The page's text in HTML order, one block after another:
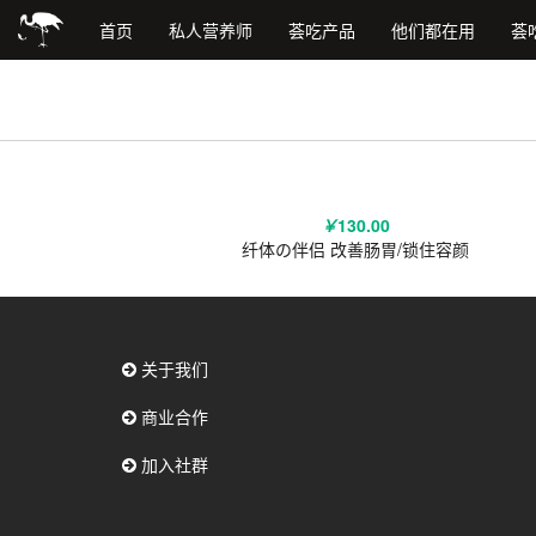
首页 私人营养师 荟吃产品 他们都在用 荟
￥130.00
纤体の伴侣 改善肠胃/锁住容颜
关于我们
商业合作
加入社群